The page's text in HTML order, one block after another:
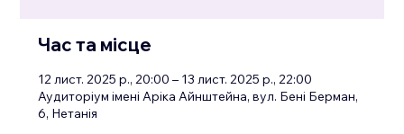
Час та місце
12 лист. 2025 р., 20:00 – 13 лист. 2025 р., 22:00
Аудиторіум імені Аріка Айнштейна, вул. Бені Берман,
6, Нетанія